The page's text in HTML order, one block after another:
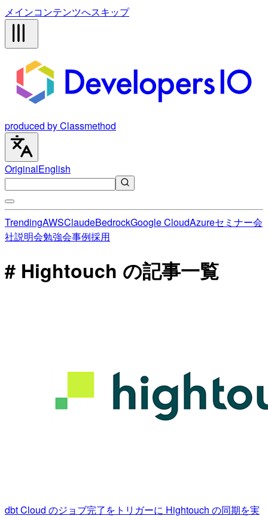
メインコンテンツへスキップ
produced by Classmethod
OriginalEnglish
TrendingAWSClaudeBedrockGoogle CloudAzureセミナー会
社説明会勉強会事例採用
# Hightouch の記事一覧
dbt Cloud のジョブ完了をトリガーに Hightouch の同期を実